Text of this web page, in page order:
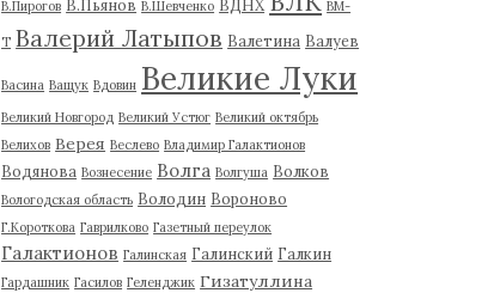
В.Пирогов В.Пьянов В.Шевченко ВДНХ ВМ-
Т Валерий Латыпов Валетина Валуев
Васина Ващук Вдовин Великие Луки
Великий Новгород Великий Устюг Великий октябрь
Велихов Верея Веслево Владимир Галактионов
Водянова Вознесение Волга Волгуша Волков
Вологодская область Володин Вороново
Г.Короткова Гаврилково Газетный переулок
Галактионов Галинская Галинский Галкин
Гардашник Гасилов Геленджик Гизатуллина